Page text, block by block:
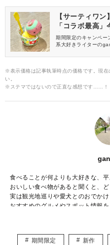
【サーティワ
「コラボ最高
本気でウマいよ
期間限定のキャンペー
系大好きライターの
作アイス。 実際にお
※表示価格は記事執筆時点の価格です。現
い。
※ステマではないので正直な感想です……！
食べることが何よりも大好きな、
おいしい食べ物があると聞くと、
実は観光地巡りや愛犬とのおでかけ
おすすめのグルメやスポット情報
期間限定 新作